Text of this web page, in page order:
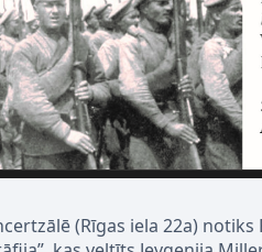
(Rīgas iela 22a)